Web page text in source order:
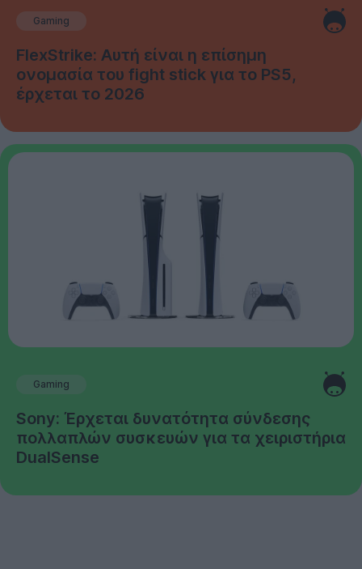
Gaming
FlexStrike: Αυτή είναι η επίσημη
ονομασία του fight stick για το PS5,
έρχεται το 2026
Gaming
Sony: Έρχεται δυνατότητα σύνδεσης
πολλαπλών συσκευών για τα χειριστήρια
DualSense